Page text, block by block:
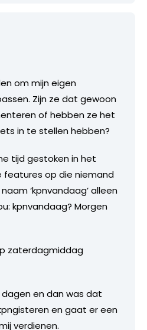
om mijn eigen
Zijn ze dat gewoon
of hebben ze het
in te stellen hebben?
tijd gestoken in het
op die niemand
‘kpnvandaag’ alleen
kpnvandaag? Morgen
zaterdagmiddag
en dan was dat
en gaat er een
verdienen.